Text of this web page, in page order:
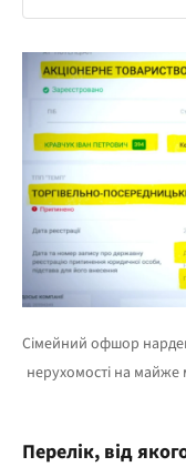
Перелік, від